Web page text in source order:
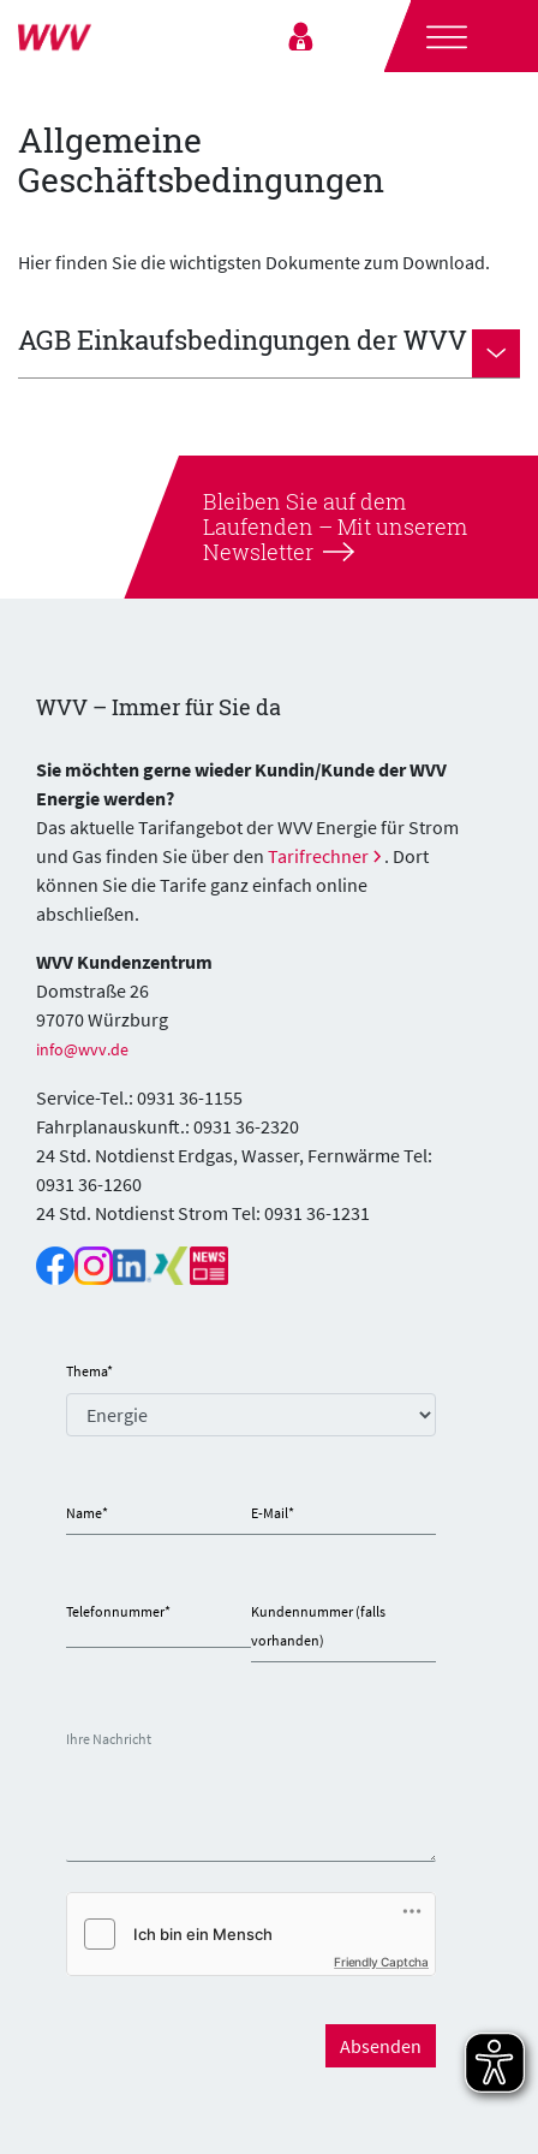
Allgemeine
Geschäftsbedingungen
Hier finden Sie die wichtigsten Dokumente zum Download.
AGB Einkaufsbedingungen der WVV
Bleiben Sie auf dem
Laufenden – Mit unserem
Newsletter
WVV – Immer für Sie da
Sie möchten gerne wieder Kundin/Kunde der WVV
Energie werden?
Das aktuelle Tarifangebot der WVV Energie für Strom
und Gas finden Sie über den Tarifrechner
. Dort
können Sie die Tarife ganz einfach online
abschließen.
WVV Kundenzentrum
Domstraße 26
97070 Würzburg
info@wvv.de
Service-Tel.: 0931 36-1155
Fahrplanauskunft.: 0931 36-2320
24 Std. Notdienst Erdgas, Wasser, Fernwärme Tel:
0931 36-1260
24 Std. Notdienst Strom Tel: 0931 36-1231
Thema*
Name* E-Mail*
Telefonnummer*
Kundennummer (falls
vorhanden)
Ihre Nachricht
Friendly Captcha
Absenden